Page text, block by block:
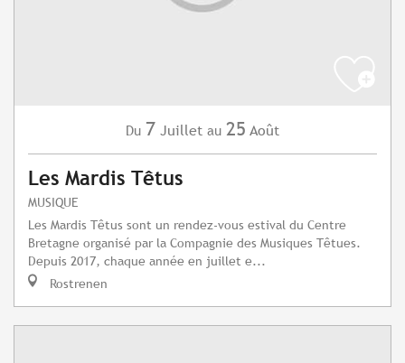
Du 7 Juillet au 25 Août
Les Mardis Têtus
MUSIQUE
Les Mardis Têtus sont un rendez-vous estival du Centre
Bretagne organisé par la Compagnie des Musiques Têtues.
Depuis 2017, chaque année en juillet e...
Rostrenen